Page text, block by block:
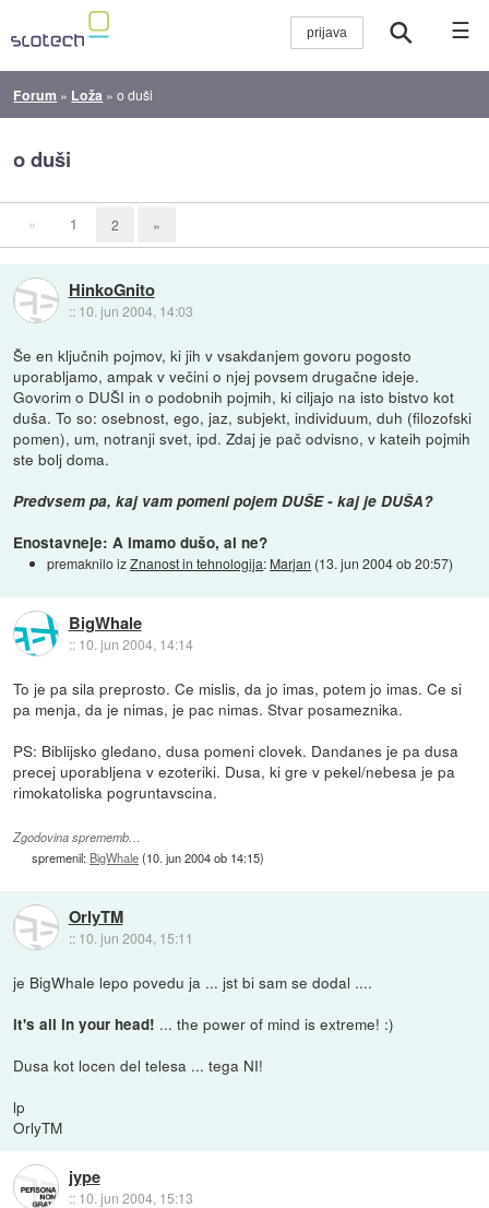
☰
Forum » Loža »o duši
o duši
« 1 2 »
HinkoGnito
:: 10. jun 2004, 14:03
Še en ključnih pojmov, ki jih v vsakdanjem govoru pogosto
uporabljamo, ampak v večini o njej povsem drugačne ideje.
Govorim o DUŠI in o podobnih pojmih, ki ciljajo na isto bistvo kot
duša. To so: osebnost, ego, jaz, subjekt, individuum, duh (filozofski
pomen), um, notranji svet, ipd. Zdaj je pač odvisno, v kateih pojmih
ste bolj doma.
Predvsem pa, kaj vam pomeni pojem DUŠE - kaj je DUŠA?
Enostavneje: A imamo dušo, al ne?
premaknilo izZnanost in tehnologija: Marjan (13. jun 2004 ob 20:57)
BigWhale
:: 10. jun 2004, 14:14
To je pa sila preprosto. Ce mislis, da jo imas, potem jo imas. Ce si
pa menja, da je nimas, je pac nimas. Stvar posameznika.
PS: Biblijsko gledano, dusa pomeni clovek. Dandanes je pa dusa
precej uporabljena v ezoteriki. Dusa, ki gre v pekel/nebesa je pa
rimokatoliska pogruntavscina.
Zgodovina sprememb…
spremenil: BigWhale(10. jun 2004 ob 14:15)
OrlyTM
:: 10. jun 2004, 15:11
je BigWhale lepo povedu ja ... jst bi sam se dodal ....
it's all in your head! ... the power of mind is extreme! :)
Dusa kot locen del telesa ... tega NI!
lp
OrlyTM
jype
:: 10. jun 2004, 15:13